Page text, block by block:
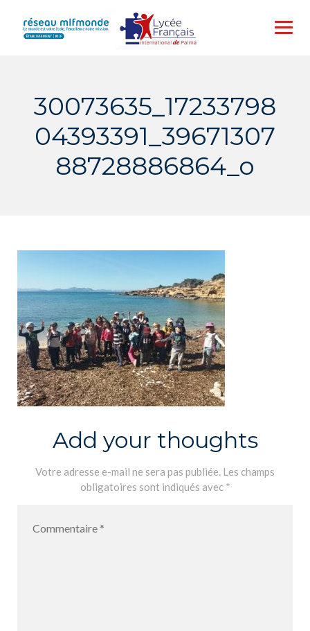
content
30073635_17233798
04393391_39671307
88728886864_o
Add your thoughts
Votre adresse e-mail ne sera pas publiée. Les champs
obligatoires sont indiqués avec *